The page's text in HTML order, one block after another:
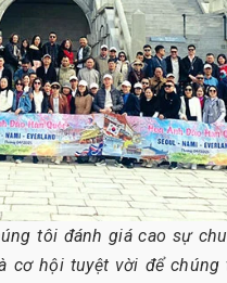
tôi đánh giá cao sự
cơ hội tuyệt vời để